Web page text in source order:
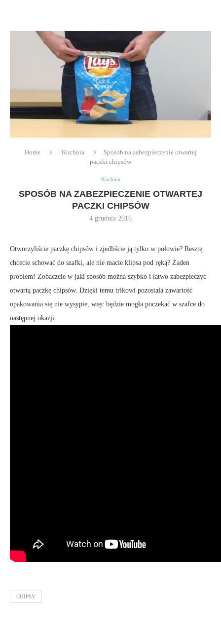
Home Kuchnia
Sposób na zabezpieczenie otwartej
paczki chipsów
Kuchnia
SPOSÓB NA ZABEZPIECZENIE OTWARTEJ
PACZKI CHIPSÓW
4 grudnia 2016
Otworzyliście paczkę chipsów i zjedliście ją tylko w połowie? Resztę
chcecie schować do szafki, ale nie macie klipsa pod ręką? Żaden
problem! Zobaczcie w jaki sposób można szybko i łatwo zabezpieczyć
otwartą paczkę chipsów. Dzięki temu trikowi pozostała zawartość
opakowania się nie wysypie, więc będzie mogła poczekać w szafce do
następnej okazji.
CHIPSY